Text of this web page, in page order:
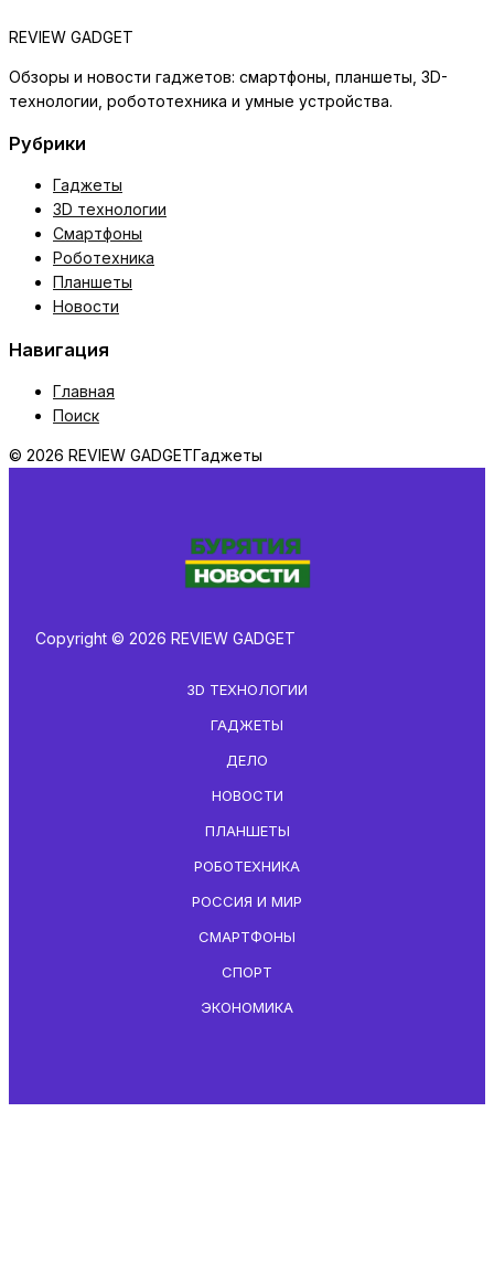
REVIEW GADGET
Обзоры и новости гаджетов: смартфоны, планшеты, 3D-
технологии, робототехника и умные устройства.
Рубрики
Гаджеты
3D технологии
Смартфоны
Роботехника
Планшеты
Новости
Навигация
Главная
Поиск
© 2026 REVIEW GADGETГаджеты
Copyright © 2026 REVIEW GADGET
3D ТЕХНОЛОГИИ
ГАДЖЕТЫ
ДЕЛО
НОВОСТИ
ПЛАНШЕТЫ
РОБОТЕХНИКА
РОССИЯ И МИР
СМАРТФОНЫ
СПОРТ
ЭКОНОМИКА